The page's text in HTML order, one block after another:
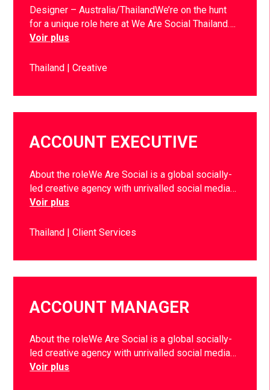
Designer – Australia/ThailandWe’re on the hunt
for a unique role here at We Are Social Thailand….
Voir plus
Thailand Creative
ACCOUNT EXECUTIVE
About the roleWe Are Social is a global socially-
led creative agency with unrivalled social media…
Voir plus
Thailand Client Services
ACCOUNT MANAGER
About the roleWe Are Social is a global socially-
led creative agency with unrivalled social media…
Voir plus